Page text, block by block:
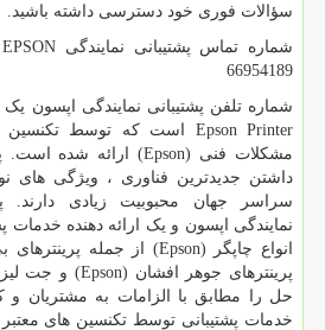
سؤالات فوری خود دسترسی داشته باشید.
شماره تماس پشتیبانی نمایندگی EPSON
66954189
شماره تلفن پشتیبانی نمایندگی اپسون
Epson Printer است که توسط تکنسین
مشکلات فنی (Epson) ارائه شده است.
داشتن جدیدترین فناوری ، ویژگی های
سراسر جهان محبوبیت زیادی دارند.
نمایندگی اپسون و یک ارائه دهنده خدمات
انواع چاپگر (Epson) از جمله
پرینترهای جوهر افشان (Epson) و جت
حل را مطابق با الزامات به مشتریان و
خدمات پشتیبانی توسط تکنسین های